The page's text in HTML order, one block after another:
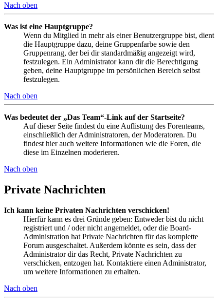
Nach oben
Was ist eine Hauptgruppe?
Wenn du Mitglied in mehr als einer Benutzergruppe bist, dient
die Hauptgruppe dazu, deine Gruppenfarbe sowie den
Gruppenrang, der bei dir standardmäßig angezeigt wird,
festzulegen. Ein Administrator kann dir die Berechtigung
geben, deine Hauptgruppe im persönlichen Bereich selbst
festzulegen.
Nach oben
Was bedeutet der „Das Team“-Link auf der Startseite?
Auf dieser Seite findest du eine Auflistung des Forenteams,
einschließlich der Administratoren, der Moderatoren. Du
findest hier auch weitere Informationen wie die Foren, die
diese im Einzelnen moderieren.
Nach oben
Private Nachrichten
Ich kann keine Privaten Nachrichten verschicken!
Hierfür kann es drei Gründe geben: Entweder bist du nicht
registriert und / oder nicht angemeldet, oder die Board-
Administration hat Private Nachrichten für das komplette
Forum ausgeschaltet. Außerdem könnte es sein, dass der
Administrator dir das Recht, Private Nachrichten zu
verschicken, entzogen hat. Kontaktiere einen Administrator,
um weitere Informationen zu erhalten.
Nach oben